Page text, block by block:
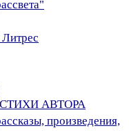
АВТОРА
произведения,